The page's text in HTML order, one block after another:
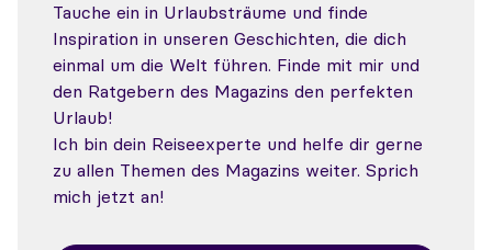
Tauche ein in Urlaubsträume und finde
Inspiration in unseren Geschichten, die dich
einmal um die Welt führen. Finde mit mir und
den Ratgebern des Magazins den perfekten
Urlaub!
Ich bin dein Reiseexperte und helfe dir gerne
zu allen Themen des Magazins weiter. Sprich
mich jetzt an!